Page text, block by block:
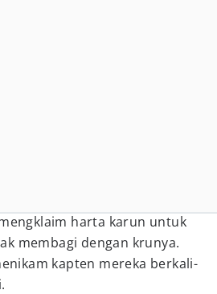
harta karun untuk
membagi dengan krunya.
kapten mereka berkali-